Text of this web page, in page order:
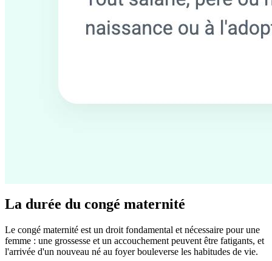
La durée du congé maternité
Le congé maternité est un droit fondamental et nécessaire pour une
femme : une grossesse et un accouchement peuvent être fatigants, et
l'arrivée d'un nouveau né au foyer bouleverse les habitudes de vie.